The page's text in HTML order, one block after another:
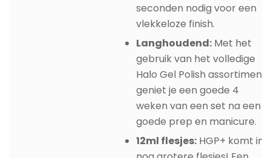
seconden nodig voor een
vlekkeloze finish.
Langhoudend: Met het
gebruik van het volledige
Halo Gel Polish assortiment,
geniet je een goede 4
weken van een set na een
goede prep en manicure.
12ml flesjes: HGP+ komt in